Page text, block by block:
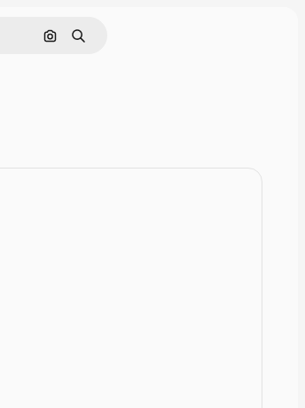
Rechercher par image
Rechercher